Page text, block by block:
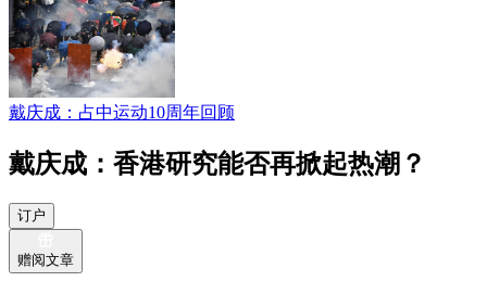
戴庆成：占中运动10周年回顾
戴庆成：香港研究能否再掀起热潮？
订户
赠阅文章